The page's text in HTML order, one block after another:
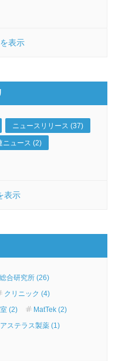
表示
ニュースリリース (37)
ニュース (2)
表示
合研究所 (26)
クリニック (4)
(2)
MatTek (2)
アステラス製薬 (1)